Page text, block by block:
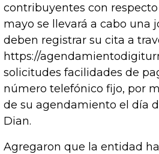
contribuyentes con
mayo se llevará a cabo una
deben registrar su cita a
https://
solicitudes facilidades de
número telefónico fijo, por
de su agendamiento el día
Dian.
Agregaron que la entidad